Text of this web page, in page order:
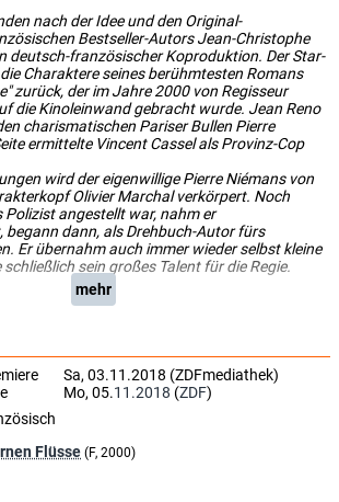
nach der Idee und den Original-
Bestseller-Autors Jean-Christophe
deutsch-französischer Koproduktion. Der Star-
Charaktere seines berühmtesten Romans
zurück, der im Jahre 2000 von Regisseur
die Kinoleinwand gebracht wurde. Jean Reno
charismatischen Pariser Bullen Pierre
ermittelte Vincent Cassel als Provinz-Cop
wird der eigenwillige Pierre Niémans von
Olivier Marchal verkörpert. Noch
Polizist angestellt war, nahm er
begann dann, als Drehbuch-Autor fürs
Er übernahm auch immer wieder selbst kleine
sein großes Talent für die Regie.
mehr
Sa, 03.11.2018 (ZDFmediathek)
Mo, 05.11.2018 (ZDF)
Flüsse (F, 2000)